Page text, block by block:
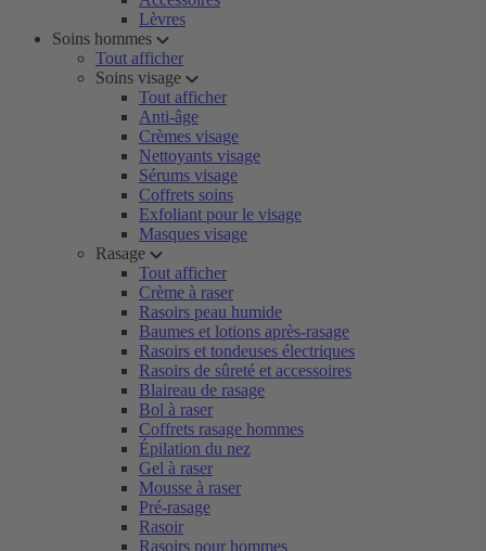
Lèvres
Soins hommes
Tout afficher
Soins visage
Tout afficher
Anti-âge
Crèmes visage
Nettoyants visage
Sérums visage
Coffrets soins
Exfoliant pour le visage
Masques visage
Rasage
Tout afficher
Crème à raser
Rasoirs peau humide
Baumes et lotions après-rasage
Rasoirs et tondeuses électriques
Rasoirs de sûreté et accessoires
Blaireau de rasage
Bol à raser
Coffrets rasage hommes
Épilation du nez
Gel à raser
Mousse à raser
Pré-rasage
Rasoir
Rasoirs pour hommes